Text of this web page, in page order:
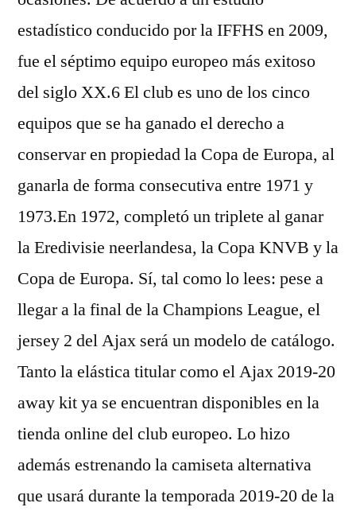
estadístico conducido por la IFFHS en 2009,
fue el séptimo equipo europeo más exitoso
del siglo XX.6 El club es uno de los cinco
equipos que se ha ganado el derecho a
conservar en propiedad la Copa de Europa, al
ganarla de forma consecutiva entre 1971 y
1973.En 1972, completó un triplete al ganar
la Eredivisie neerlandesa, la Copa KNVB y la
Copa de Europa. Sí, tal como lo lees: pese a
llegar a la final de la Champions League, el
jersey 2 del Ajax será un modelo de catálogo.
Tanto la elástica titular como el Ajax 2019-20
away kit ya se encuentran disponibles en la
tienda online del club europeo. Lo hizo
además estrenando la camiseta alternativa
que usará durante la temporada 2019-20 de la